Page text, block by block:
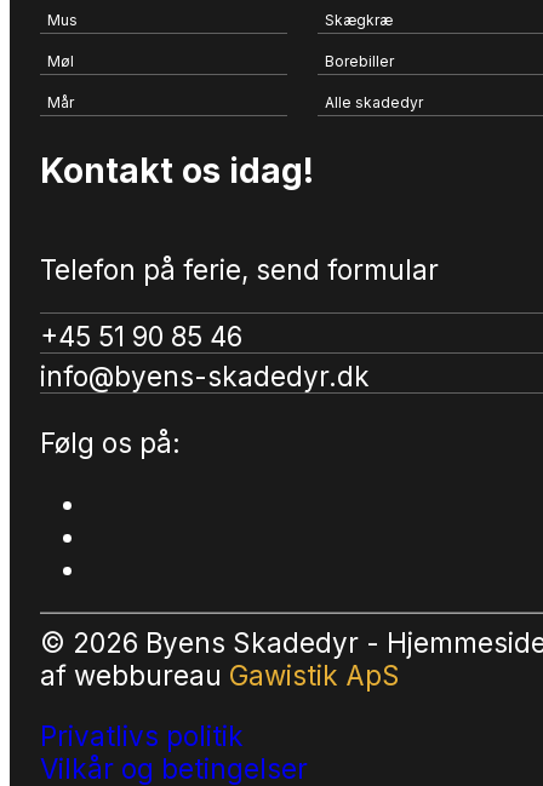
Mus Skægkræ
Møl Borebiller
Mår Alle skadedyr
Kontakt os idag!
Telefon på ferie, send formular
+45 51 90 85 46
info@byens-skadedyr.dk
Følg os på:
© 2026 Byens Skadedyr -
af webbureau Gawistik ApS
Privatlivs politik
Vilkår og betingelser